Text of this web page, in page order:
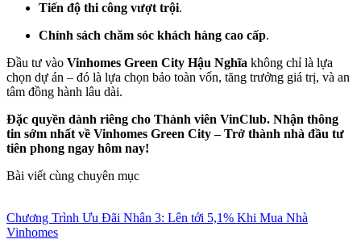
Tiến độ thi công vượt trội.
Chính sách chăm sóc khách hàng cao cấp.
Đầu tư vào Vinhomes Green City Hậu Nghĩa không chỉ là lựa
chọn dự án – đó là lựa chọn bảo toàn vốn, tăng trưởng giá trị, và an
tâm đồng hành lâu dài.
Đặc quyền dành riêng cho Thành viên VinClub. Nhận thông
tin sớm nhất về Vinhomes Green City – Trở thành nhà đầu tư
tiên phong ngay hôm nay!
Bài viết cùng chuyên mục
Chương Trình Ưu Đãi Nhân 3: Lên tới 5,1% Khi Mua Nhà
Vinhomes